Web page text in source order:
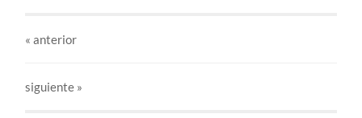
«anterior
siguiente »